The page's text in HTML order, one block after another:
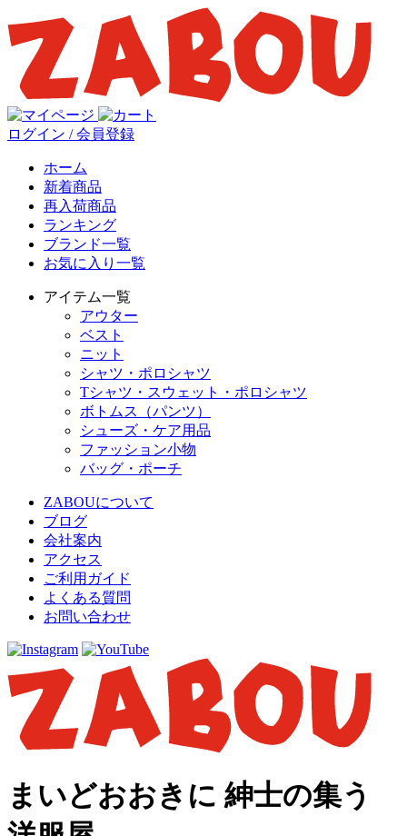
ログイン / 会員登録
ホーム
新着商品
再入荷商品
ランキング
ブランド一覧
お気に入り一覧
アイテム一覧
アウター
ベスト
ニット
シャツ・ポロシャツ
Tシャツ・スウェット・ポロシャツ
ボトムス（パンツ）
シューズ・ケア用品
ファッション小物
バッグ・ポーチ
ZABOUについて
ブログ
会社案内
アクセス
ご利用ガイド
よくある質問
お問い合わせ
まいどおおきに 紳士の集う